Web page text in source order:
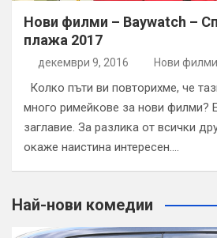
Нови филми – Baywatch –
плажа 2017
декември 9, 2016 Нови филми
Колко пъти ви повторихме, че
много римейкове за нови филми?
заглавие. За разлика от всички
окаже наистина интересен.…
Най-нови комедии